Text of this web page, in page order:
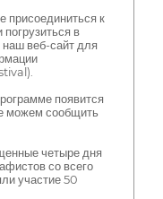
присоединиться к
в
веб-сайт для
появится
можем сообщить
четыре дня
со всего
участие 50